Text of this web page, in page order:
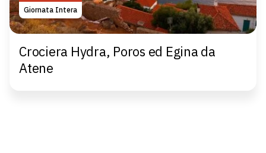
Giornata Intera
Crociera Hydra, Poros ed Egina da
Atene